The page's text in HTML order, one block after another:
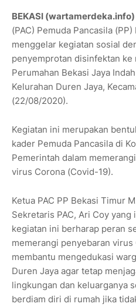
BEKASI
(PAC) Pemuda Pancasila
menggelar kegiatan sosial
penyemprotan disinfektan ke
Perumahan Bekasi Jaya
Kelurahan Duren Jaya,
(22/08/2020).
Kegiatan ini merupakan
kader Pemuda Pancasila di
Pemerintah dalam
virus Corona (Covid-19).
Ketua PAC PP Bekasi Timur
Sekretaris PAC, Ari Coy yang
kegiatan ini berharap peran
memerangi penyebaran
membantu mengedukasi
Duren Jaya agar tetap
lingkungan dan keluarganya
berdiam diri di rumah jika